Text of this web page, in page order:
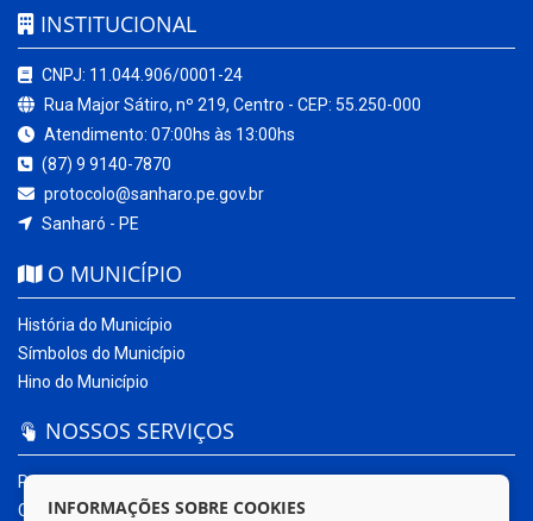
INSTITUCIONAL
CNPJ: 11.044.906/0001-24
Rua Major Sátiro, nº 219, Centro - CEP: 55.250-000
Atendimento: 07:00hs às 13:00hs
(87) 9 9140-7870
protocolo@sanharo.pe.gov.br
Sanharó - PE
O MUNICÍPIO
História do Município
Símbolos do Município
Hino do Município
NOSSOS SERVIÇOS
Portal da Transparência
Carta de Serviços ao Usuário
INFORMAÇÕES SOBRE COOKIES